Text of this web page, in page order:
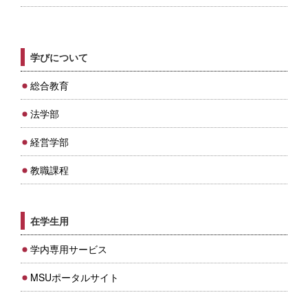
学びについて
総合教育
法学部
経営学部
教職課程
在学生用
学内専用サービス
MSUポータルサイト